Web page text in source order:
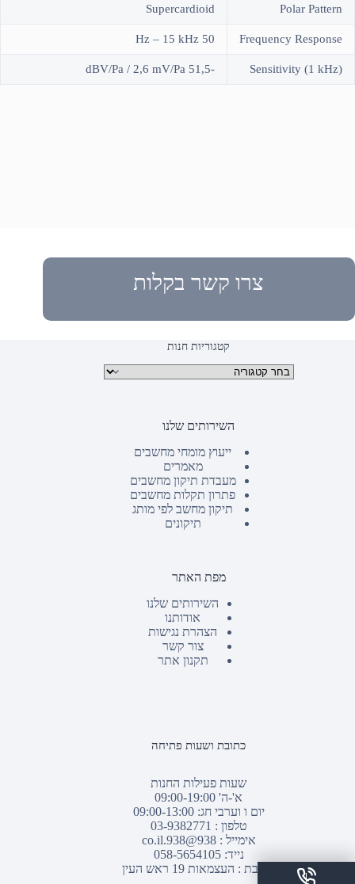
Polar Pattern
Supercardioid
Frequency Response
50 Hz – 15 kHz
Sensitivity (1 kHz)
-51,5 dBV/Pa / 2,6 mV/Pa
צרו קשר בקלות
קטגוריות חנות
קטגוריות מוצרים
השירותים שלנו
ייעוץ מומחי מחשבים
מאמרים
מעבדת תיקון מחשבים
פתרון תקלות מחשבים
תיקון מחשב לפי מותג
תיקונים
מפת האתר
השירותים שלנו
אודותנו
הצהרת נגישות
צור קשר
תקנון אתר
כתובת ושעות פתיחה
שעות פעילות החנות
א'-ה' 09:00-19:00
יום ו וערבי חג: 09:00-13:00
טלפון : 03-9382771
אימייל :938@938.co.il
נייד: 058-5654105
כתובת : העצמאות 19 ראש העין